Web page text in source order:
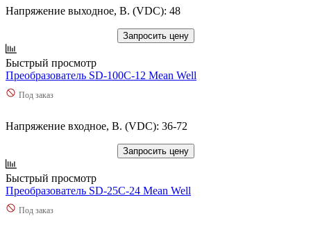
Напряжение выходное, В. (VDC): 48
Запросить цену
Быстрый просмотр
Преобразователь SD-100C-12 Mean Well
Под заказ
Напряжение входное, В. (VDC): 36-72
Запросить цену
Быстрый просмотр
Преобразователь SD-25C-24 Mean Well
Под заказ